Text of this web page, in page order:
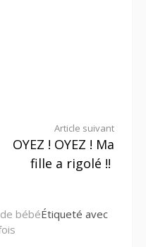
Article suivant
OYEZ ! OYEZ ! Ma
fille a rigolé !!
bébéÉtiqueté avec